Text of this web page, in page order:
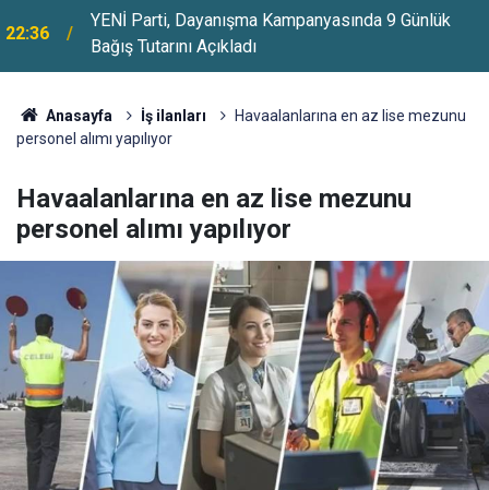
22:36
YENİ Parti, Dayanışma Kampanyasında 9 Günlük
Bağış Tutarını Açıkladı
Anasayfa İş ilanları
Havaalanlarına en az lise mezunu
personel alımı yapılıyor
Havaalanlarına en az lise mezunu
personel alımı yapılıyor